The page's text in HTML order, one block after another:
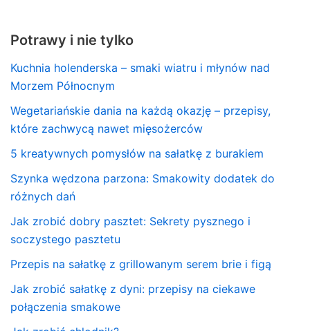
Potrawy i nie tylko
Kuchnia holenderska – smaki wiatru i młynów nad
Morzem Północnym
Wegetariańskie dania na każdą okazję – przepisy,
które zachwycą nawet mięsożerców
5 kreatywnych pomysłów na sałatkę z burakiem
Szynka wędzona parzona: Smakowity dodatek do
różnych dań
Jak zrobić dobry pasztet: Sekrety pysznego i
soczystego pasztetu
Przepis na sałatkę z grillowanym serem brie i figą
Jak zrobić sałatkę z dyni: przepisy na ciekawe
połączenia smakowe